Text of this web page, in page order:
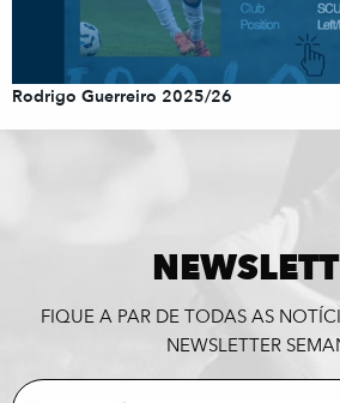
Rodrigo Guerreiro 2025/26
FIQUE A PAR DE TODAS AS
NEWSLETTER